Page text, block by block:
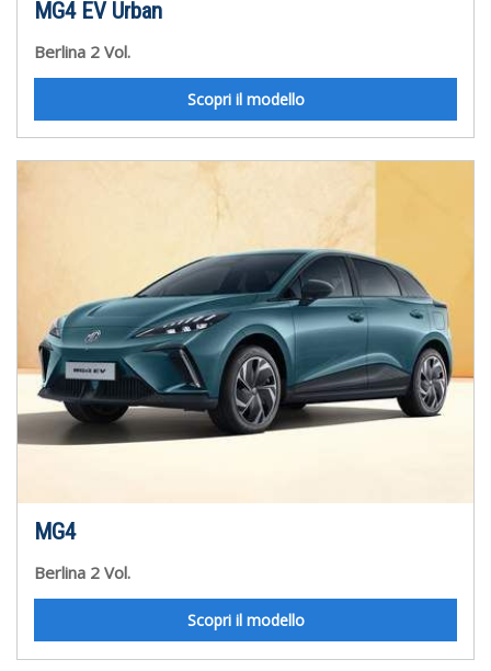
MG4 EV Urban
Berlina 2 Vol.
Scopri il modello
MG4
Berlina 2 Vol.
Scopri il modello